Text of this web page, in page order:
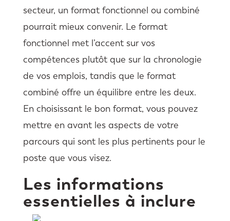
secteur, un format fonctionnel ou combiné
pourrait mieux convenir. Le format
fonctionnel met l’accent sur vos
compétences plutôt que sur la chronologie
de vos emplois, tandis que le format
combiné offre un équilibre entre les deux.
En choisissant le bon format, vous pouvez
mettre en avant les aspects de votre
parcours qui sont les plus pertinents pour le
poste que vous visez.
Les informations
essentielles à inclure